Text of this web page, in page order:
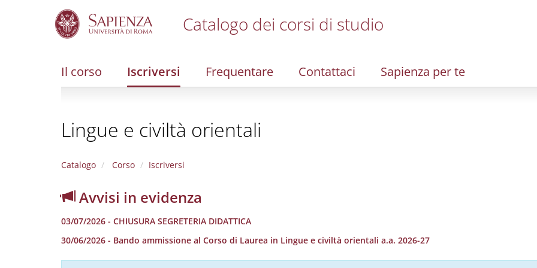
Catalogo dei corsi di studio
Il corso Iscriversi Frequentare Contattaci Sapienza per te
Lingue e civiltà orientali
Catalogo Corso Iscriversi
Avvisi in evidenza
03/07/2026 - CHIUSURA SEGRETERIA DIDATTICA
30/06/2026 - Bando ammissione al Corso di Laurea in Lingue e civiltà orientali a.a. 2026-27